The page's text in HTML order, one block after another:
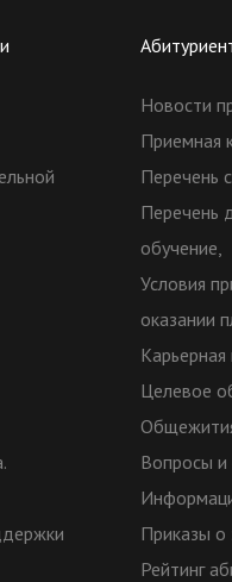
Новости
Приемная
Перечень
Перечень
обучение,
Условия
оказании
Карьерная
Целевое
Вопросы и
Приказы о
Рейтинг